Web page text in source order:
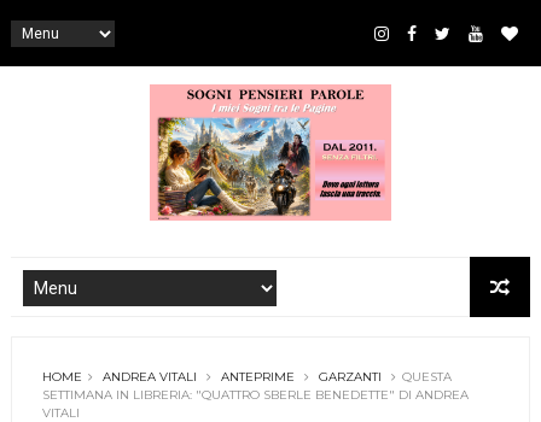
HOME ANDREA VITALI ANTEPRIME GARZANTI
QUESTA
SETTIMANA IN LIBRERIA: "QUATTRO SBERLE BENEDETTE" DI ANDREA
VITALI